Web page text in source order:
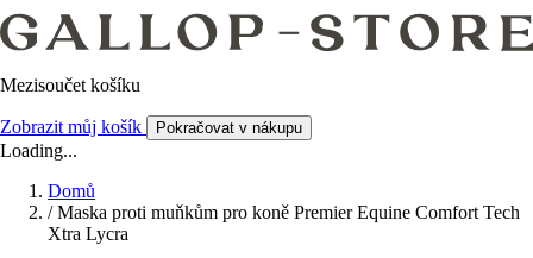
Mezisoučet košíku
Zobrazit můj košík Pokračovat v nákupu
Loading...
Domů
/ Maska proti muňkům pro koně Premier Equine Comfort Tech
Xtra Lycra